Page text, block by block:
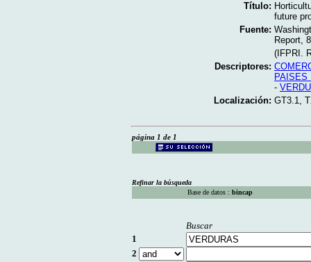
Título:
future
Fuente:
Report,
(IFPRI.
Descriptores:
PAISES
-
Localización: GT3.1,
página 1 de 1
Refinar la búsqueda
Base de datos : bincap
Buscar
1
2